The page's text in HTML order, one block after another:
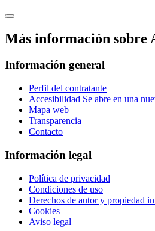
Más información sobre
Información general
Perfil del contratante
Accesibilidad Se abre en una
Mapa web
Transparencia
Contacto
Información legal
Política de privacidad
Condiciones de uso
Derechos de autor y propiedad
Cookies
Aviso legal